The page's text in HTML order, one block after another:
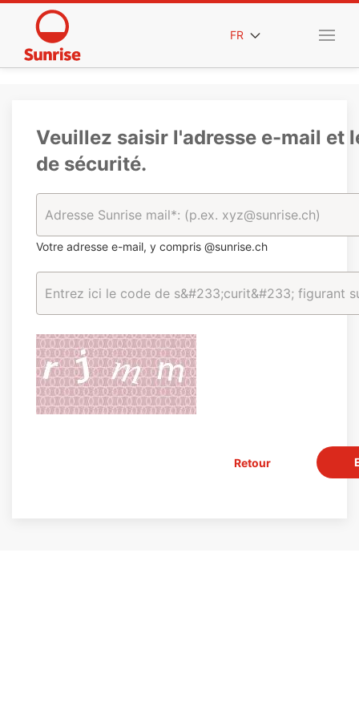
FR
Veuillez saisir l'adresse e-mail et
de sécurité.
Votre adresse e-mail, y compris @sunrise.ch
Retour